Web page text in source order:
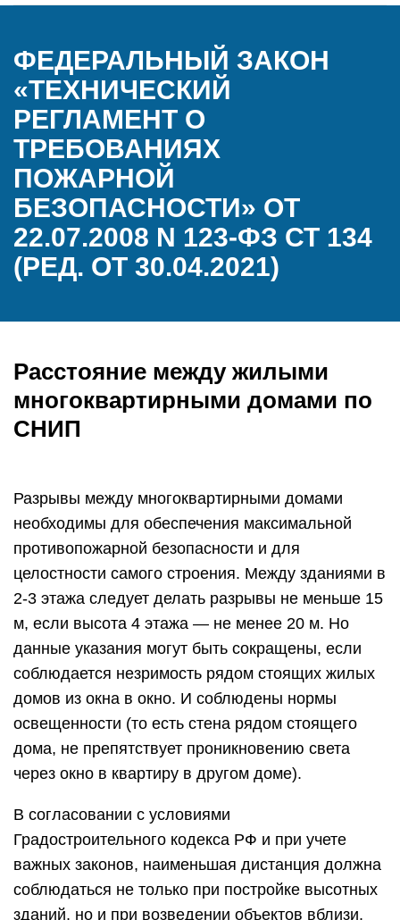
ФЕДЕРАЛЬНЫЙ ЗАКОН
«ТЕХНИЧЕСКИЙ
РЕГЛАМЕНТ О
ТРЕБОВАНИЯХ
ПОЖАРНОЙ
БЕЗОПАСНОСТИ» ОТ
22.07.2008 N 123-ФЗ СТ 134
(РЕД. ОТ 30.04.2021)
Расстояние между жилыми
многоквартирными домами по
СНИП
Разрывы между многоквартирными домами
необходимы для обеспечения максимальной
противопожарной безопасности и для
целостности самого строения. Между зданиями в
2-3 этажа следует делать разрывы не меньше 15
м, если высота 4 этажа — не менее 20 м. Но
данные указания могут быть сокращены, если
соблюдается незримость рядом стоящих жилых
домов из окна в окно. И соблюдены нормы
освещенности (то есть стена рядом стоящего
дома, не препятствует проникновению света
через окно в квартиру в другом доме).
В согласовании с условиями
Градостроительного кодекса РФ и при учете
важных законов, наименьшая дистанция должна
соблюдаться не только при постройке высотных
зданий, но и при возведении объектов вблизи.